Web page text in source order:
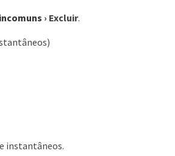
› Excluir.
instantâneos.